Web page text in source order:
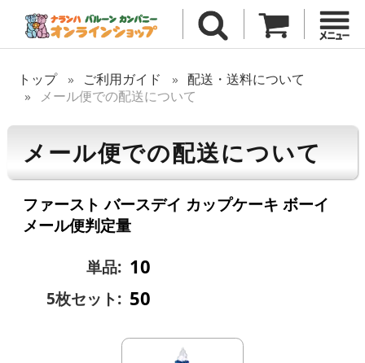
トップ ご利用ガイド
配送・送料について
メール便での配送について
メール便での配送について
ファースト バースデイ カップケーキ ボーイ
メール便判定量
単品: 10
5枚セット: 50